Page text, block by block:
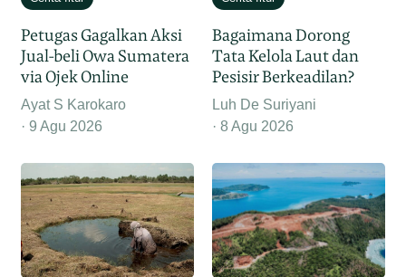
Petugas Gagalkan Aksi
Jual-beli Owa Sumatera
via Ojek Online
Ayat S Karokaro
9 Agu 2026
Bagaimana Dorong
Tata Kelola Laut dan
Pesisir Berkeadilan?
Luh De Suriyani
8 Agu 2026